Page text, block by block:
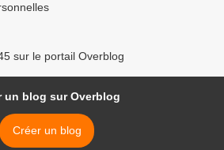
sur le portail Overblog
un blog sur Overblog
Créer un blog